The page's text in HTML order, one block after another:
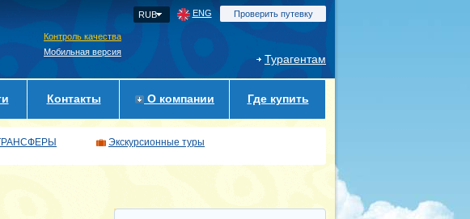
Контроль качества
Мобильная версия
RUB ENG Проверить путевку
Турагентам
Контакты О компании Где купить
Экскурсионные туры